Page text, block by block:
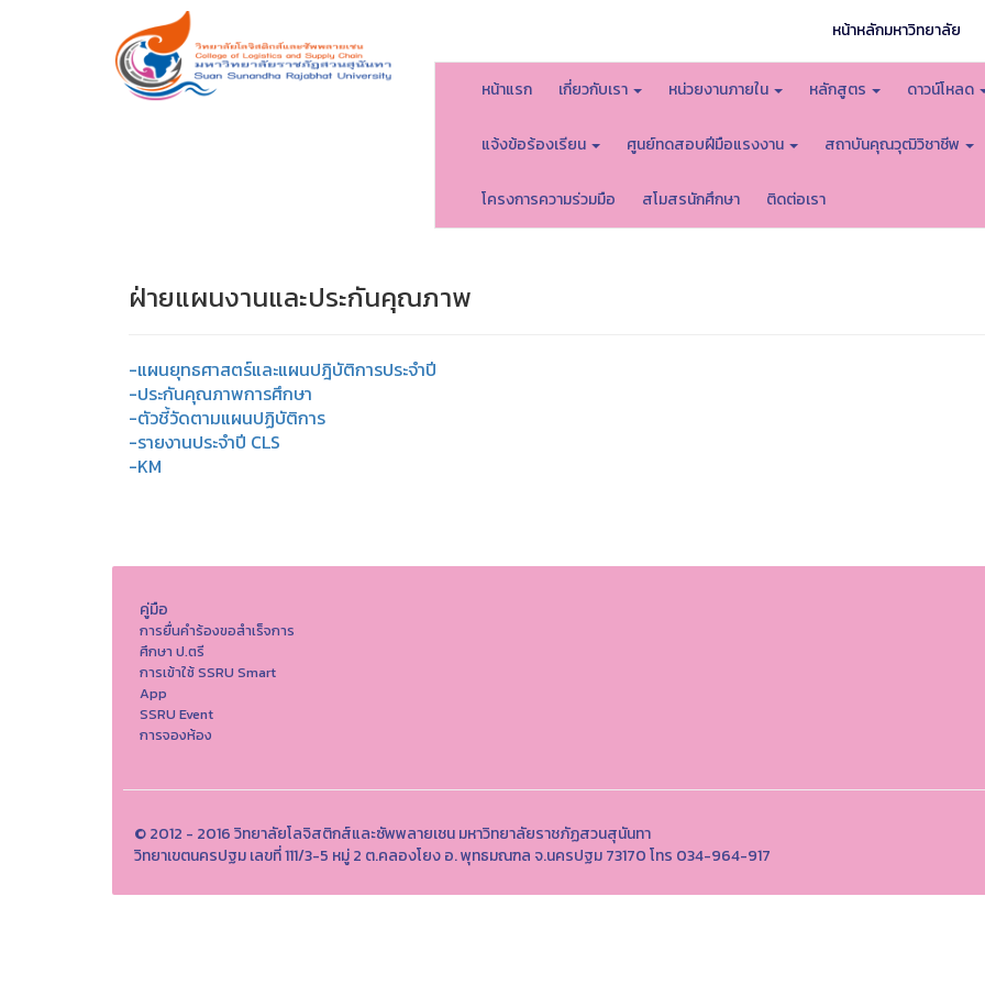
หน้าหลักมหาวิทยาลัย
หน้าแรก เกี่ยวกับเรา หน่วยงานภายใน หลักสูตร ดาวน์โหลด
แจ้งข้อร้องเรียน ศูนย์ทดสอบฝีมือแรงงาน สถาบันคุณวุฒิวิชาชีพ
โครงการความร่วมมือ สโมสรนักศึกษา ติดต่อเรา
ฝ่ายแผนงานและประกันคุณภาพ
-แผนยุทธศาสตร์และแผนปฎิบัติการประจำปี
-ประกันคุณภาพการศึกษา
-ตัวชี้วัดตามแผนปฏิบัติการ
-รายงานประจำปี CLS
-KM
คู่มือ
การยื่นคำร้องขอสำเร็จการ
ศึกษา ป.ตรี
การเข้าใช้ SSRU Smart
App
SSRU Event
การจองห้อง
© 2012 - 2016 วิทยาลัยโลจิสติกส์และซัพพลายเชน มหาวิทยาลัยราชภัฏสวนสุนันทา
วิทยาเขตนครปฐม เลขที่ 111/3-5 หมู่ 2 ต.คลองโยง อ. พุทธมณฑล จ.นครปฐม 73170 โทร 034-964-917